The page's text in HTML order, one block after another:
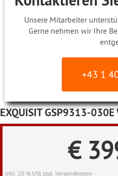
Unsere Mitarbeiter
Gerne nehmen wir Ihre
+43 1
EXQUISIT GSP9313-
€
inkl. 20 % USt zzgl. Versandkosten